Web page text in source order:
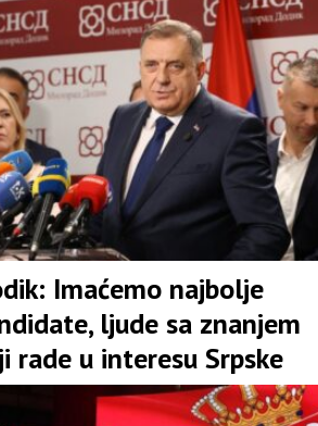
Imaćemo najbolje
ljude sa znanjem
rade u interesu Srpske